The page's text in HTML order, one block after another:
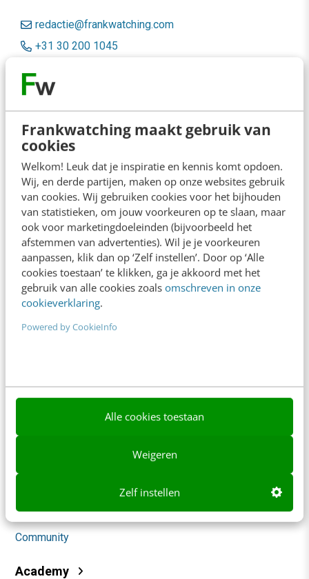
Frankwatching maakt gebruik van
cookies
Welkom! Leuk dat je inspiratie en kennis komt opdoen.
Wij, en derde partijen, maken op onze websites gebruik
van cookies. Wij gebruiken cookies voor het bijhouden
van statistieken, om jouw voorkeuren op te slaan, maar
ook voor marketingdoeleinden (bijvoorbeeld het
afstemmen van advertenties). Wil je je voorkeuren
aanpassen, klik dan op ‘Zelf instellen’. Door op ‘Alle
cookies toestaan’ te klikken, ga je akkoord met het
gebruik van alle cookies zoals omschreven in onze
cookieverklaring.
Powered by CookieInfo
Alle cookies toestaan
Weigeren
Zelf instellen
redactie@frankwatching.com
+31 30 200 1045
Meer contactopties
Frankwatching
Adverteren
Contact
Nieuwsbrieven
Over ons
Ons team
Werken bij
Klantcontact & CX
Themanieuwsbrieven
Community
Academy